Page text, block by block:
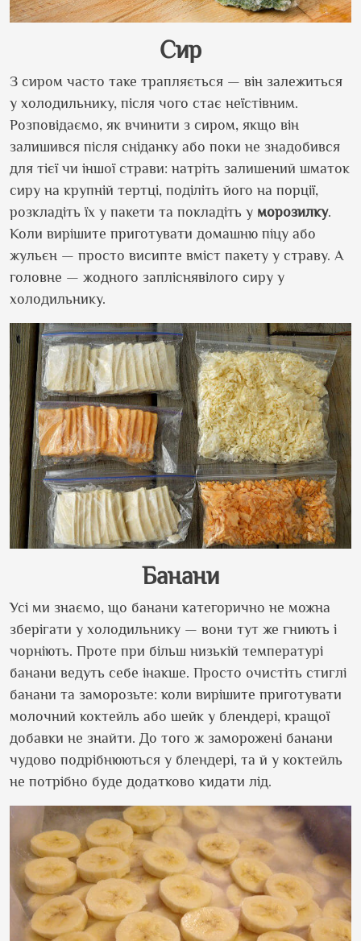
Сир
З сиром часто таке трапляється — він залежиться
у холодильнику, після чого стає неїстівним.
Розповідаємо, як вчинити з сиром, якщо він
залишився після сніданку або поки не знадобився
для тієї чи іншої страви: натріть залишений шматок
сиру на крупній тертці, поділіть його на порції,
розкладіть їх у пакети та покладіть у морозилку.
Коли вирішите приготувати домашню піцу або
жульєн — просто висипте вміст пакету у страву. А
головне — жодного запліснявілого сиру у
холодильнику.
Банани
Усі ми знаємо, що банани категорично не можна
зберігати у холодильнику — вони тут же гниють і
чорніють. Проте при більш низькій температурі
банани ведуть себе інакше. Просто очистіть стиглі
банани та заморозьте: коли вирішите приготувати
молочний коктейль або шейк у блендері, кращої
добавки не знайти. До того ж заморожені банани
чудово подрібнюються у блендері, та й у коктейль
не потрібно буде додатково кидати лід.